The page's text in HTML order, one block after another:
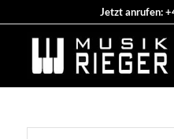
Jetzt anrufen: